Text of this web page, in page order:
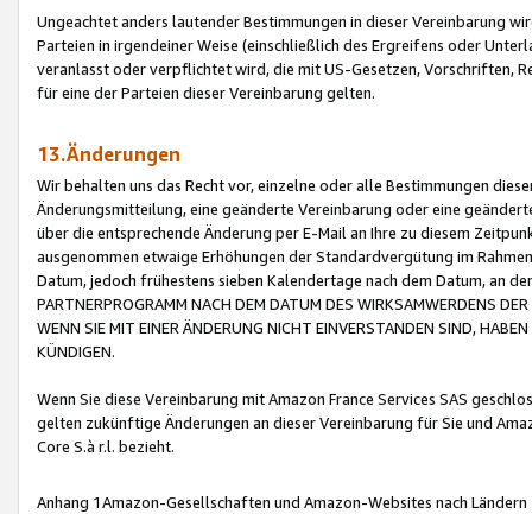
Ungeachtet anders lautender Bestimmungen in dieser Vereinbarung
Parteien in irgendeiner Weise (einschließlich des Ergreifens oder
veranlasst oder verpflichtet wird, die mit US-Gesetzen, Vorschriften,
für eine der Parteien dieser Vereinbarung gelten.
13.Änderungen
Wir behalten uns das Recht vor, einzelne oder alle Bestimmungen
Änderungsmitteilung, eine geänderte Vereinbarung oder eine
über die entsprechende Änderung per E-Mail an Ihre zu diesem
ausgenommen etwaige Erhöhungen der Standardvergütung im
Datum, jedoch frühestens sieben Kalendertage nach dem Datum, an
PARTNERPROGRAMM NACH DEM DATUM DES WIRKSAMWERDENS
WENN SIE MIT EINER ÄNDERUNG NICHT EINVERSTANDEN SIND,
KÜNDIGEN.
Wenn Sie diese Vereinbarung mit Amazon France Services SAS
gelten zukünftige Änderungen an dieser Vereinbarung für Sie und
Core S.à r.l. bezieht.
Anhang 1Amazon-Gesellschaften und Amazon-Websites nach Ländern